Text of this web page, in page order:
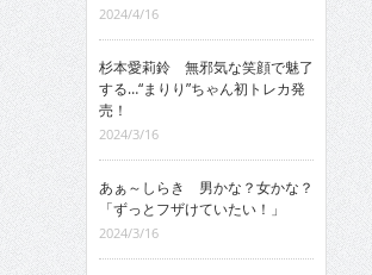
2024/4/16
杉本愛莉鈴 無邪気な笑顔で魅了
する…“まりり”ちゃん初トレカ発
売！
2024/3/16
あぁ～しらき 男かな？女かな？
「ずっとフザけていたい！」
2024/3/16